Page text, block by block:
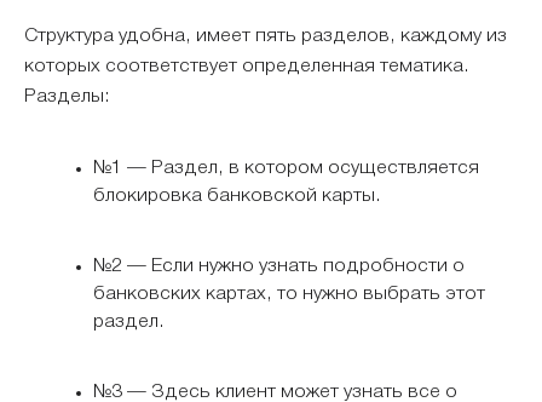
Структура удобна, имеет пять разделов, каждому из
которых соответствует определенная тематика.
Разделы:
№1 — Раздел, в котором осуществляется
блокировка банковской карты.
№2 — Если нужно узнать подробности о
банковских картах, то нужно выбрать этот
раздел.
№3 — Здесь клиент может узнать все о